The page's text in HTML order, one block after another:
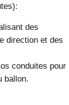
des
direction et des
conduites pour
ballon.